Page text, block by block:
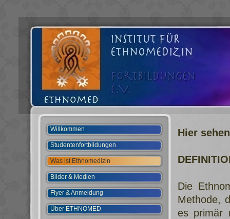
Hier
Die
Methode,
es primär
Willkommen
Studentenfortbildungen
Was ist Ethnomedizin
Bilder & Medien
Flyer & Anmeldung
Über ETHNOMED